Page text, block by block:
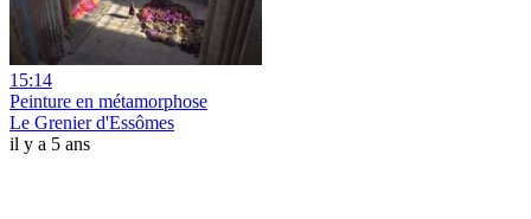
15:14
Peinture en métamorphose
Le Grenier d'Essômes
il y a 5 ans